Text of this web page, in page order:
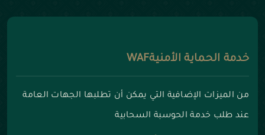
خدمة الحماية الأمنيةWAF
من الميزات الإضافية التي يمكن أن تطلبها الجهات العامة
عند طلب خدمة الحوسبة السحابية